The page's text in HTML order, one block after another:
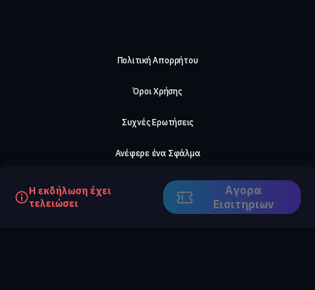
Η εκδήλωση έχει
τελειώσει
Αγορα
Eισιτηριων
Πολιτική Απορρήτου
Όροι Χρήσης
Συχνές Ερωτήσεις
Ανέφερε ένα Σφάλμα
Σχετικά με μας
Careers